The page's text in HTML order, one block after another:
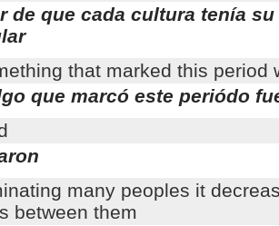
de que cada cultura tenía
that marked this period
que marcó este periódo
many peoples it
between them